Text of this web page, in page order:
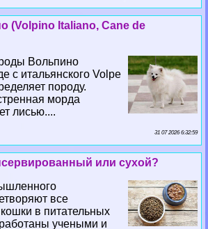
(Volpino Italiano, Cane de
Вольпино
с итальянского Volpe
породу.
морда
лисью....
31 07 2026 6:32:59
или сухой?
все
в питательных
учеными и